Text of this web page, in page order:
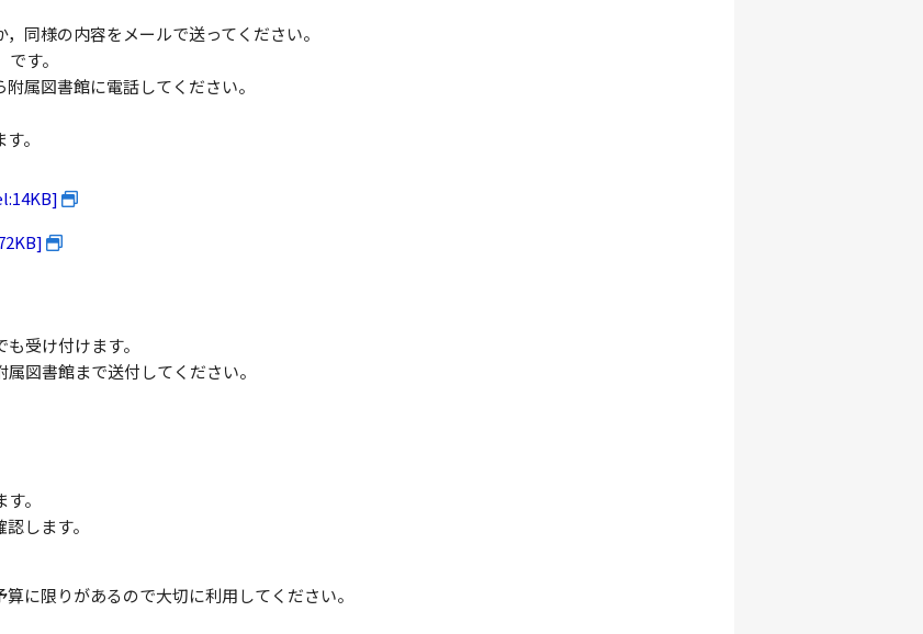
同様の内容をメールで送ってください。
す。
属図書館に電話してください。
。
受け付けます。
図書館まで送付してください。
。
します。
に限りがあるので大切に利用してください。